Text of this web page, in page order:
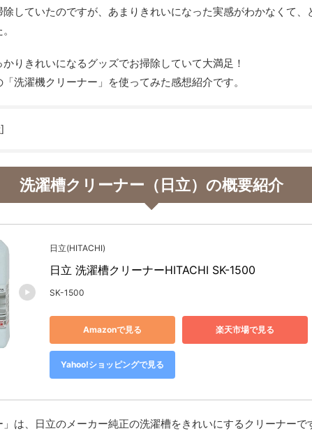
していたのですが、あまりきれいになった実感がわかなくて、
りきれいになるグッズでお掃除していて大満足！
洗濯機クリーナー」を使ってみた感想紹介です。
]
洗濯槽クリーナー（日立）の概要紹介
日立(HITACHI)
日立 洗濯槽クリーナーHITACHI SK-1500
SK-1500
Amazonで見る 楽天市場で見る
Yahoo!ショッピングで見る
」は、日立のメーカー純正の洗濯槽をきれいにするクリーナーで